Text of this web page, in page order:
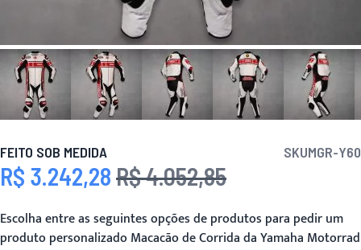
FEITO SOB MEDIDA SKUMGR-Y60
Preço Especial
R$ 3.242,28 Preço
R$ 4.052,85
Escolha entre as seguintes opções de produtos para pedir um
produto personalizado Macacão de Corrida da Yamaha Motorrad